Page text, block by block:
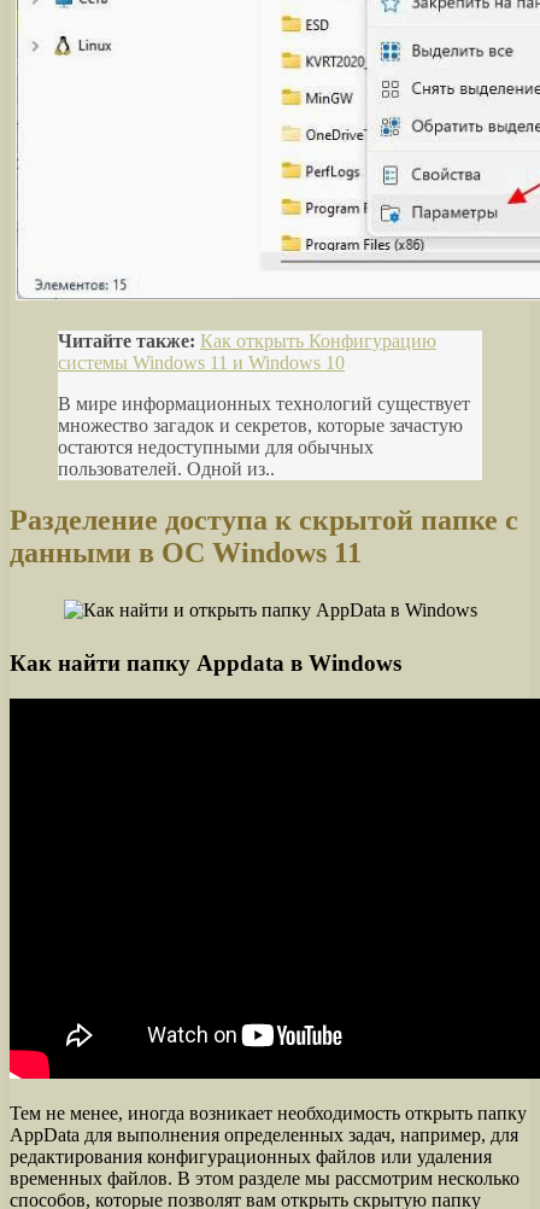
Читайте также: Как открыть Конфигурацию
системы Windows 11 и Windows 10
В мире информационных технологий существует
множество загадок и секретов, которые зачастую
остаются недоступными для обычных
пользователей. Одной из..
Разделение доступа к скрытой папке с
данными в ОС Windows 11
Как найти папку Appdata в Windows
Тем не менее, иногда возникает необходимость открыть папку
AppData для выполнения определенных задач, например, для
редактирования конфигурационных файлов или удаления
временных файлов. В этом разделе мы рассмотрим несколько
способов, которые позволят вам открыть скрытую папку